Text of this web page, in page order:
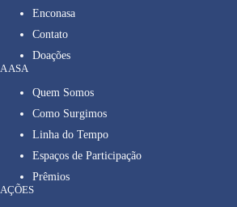
Enconasa
Contato
Doações
A ASA
Quem Somos
Como Surgimos
Linha do Tempo
Espaços de Participação
Prêmios
AÇÕES